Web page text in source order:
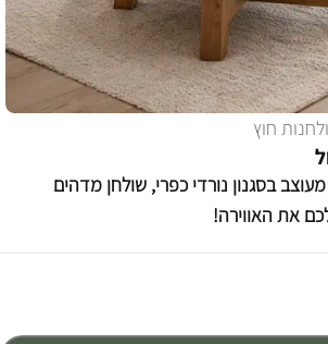
חוץ
בסגנון נורדי כפרי, שולחן מדהים
את האווירה!